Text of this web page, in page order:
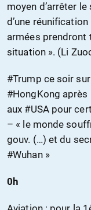
moyen d’arrêter
d’une
armées prendront
situation ». (Li
#Trump ce soir
#HongKong après
aux #USA pour
– « le monde
gouv. (…) et du
#Wuhan »
0h